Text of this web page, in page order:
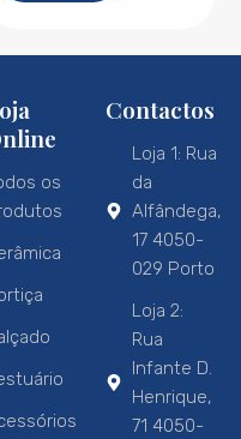
os
Contactos
Loja 1: Rua
da
Alfândega,
17 4050-
029 Porto
Loja 2:
Rua
Infante D.
Henrique,
71 4050-